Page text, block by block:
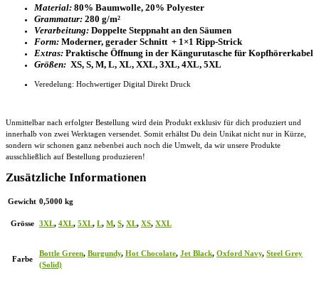
Material: 80% Baumwolle, 20% Polyester
Grammatur: 280 g/m²
Verarbeitung: Doppelte Steppnaht an den Säumen
Form: Moderner, gerader Schnitt + 1×1 Ripp-Strick
Extras: Praktische Öffnung in der Kängurutasche für Kopfhörerkabel
Größen: XS, S, M, L, XL, XXL, 3XL, 4XL, 5XL
Veredelung: Hochwertiger Digital Direkt Druck
Unmittelbar nach erfolgter Bestellung wird dein Produkt exklusiv für dich produziert und
innerhalb von zwei Werktagen versendet. Somit erhältst Du dein Unikat nicht nur in Kürze,
sondern wir schonen ganz nebenbei auch noch die Umwelt, da wir unsere Produkte
ausschließlich auf Bestellung produzieren!
Zusätzliche Informationen
Gewicht 0,5000 kg
Grösse 3XL, 4XL, 5XL, L, M, S, XL, XS, XXL
Farbe
Bottle Green, Burgundy, Hot Chocolate, Jet Black, Oxford Navy, Steel Grey
(Solid)